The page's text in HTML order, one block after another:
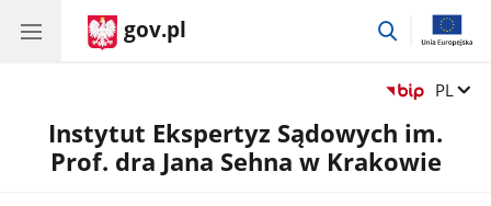
gov.pl
przejdź
Zmień
PL
Instytut Ekspertyz Sądowych im.
Prof. dra Jana Sehna w Krakowie